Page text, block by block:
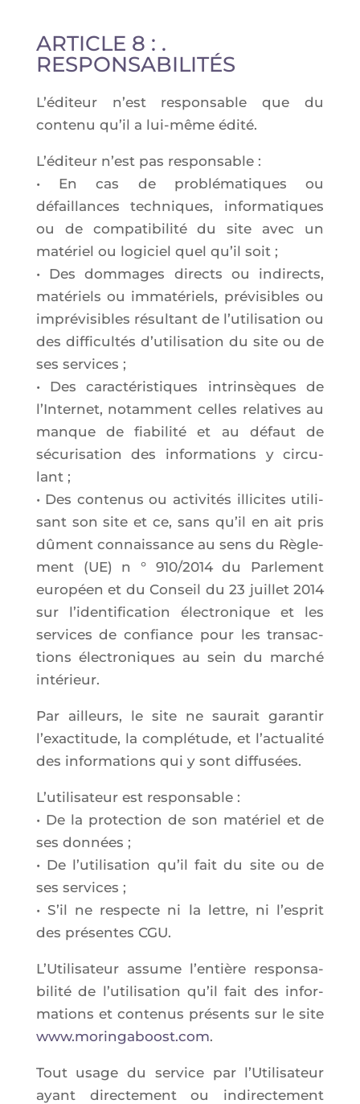
ARTICLE 8 : .
RESPONSABILITÉS
L’é­di­teur n’est res­pon­sable que du
conte­nu qu’il a lui-même édité.
L’é­di­teur n’est pas res­pon­sable :
• En cas de pro­blé­ma­tiques ou
défaillances tech­niques, infor­ma­tiques
ou de com­pa­ti­bi­li­té du site avec un
maté­riel ou logi­ciel quel qu’il soit ;
• Des dom­mages directs ou indi­rects,
maté­riels ou imma­té­riels, pré­vi­sibles ou
impré­vi­sibles résul­tant de l’u­ti­li­sa­tion ou
des dif­fi­cul­tés d’u­ti­li­sa­tion du site ou de
ses ser­vices ;
• Des carac­té­ris­tiques intrin­sèques de
l’In­ter­net, notam­ment celles rela­tives au
manque de fia­bi­li­té et au défaut de
sécu­ri­sa­tion des infor­ma­tions y cir­cu­
lant ;
• Des conte­nus ou acti­vi­tés illi­cites uti­li­
sant son site et ce, sans qu’il en ait pris
dûment connais­sance au sens du Règle­
ment (UE) n ° 910/2014 du Par­le­ment
euro­péen et du Conseil du 23 juillet 2014
sur l’identification élec­tro­nique et les
ser­vices de confiance pour les tran­sac­
tions élec­tro­niques au sein du mar­ché
intérieur.
Par ailleurs, le site ne sau­rait garan­tir
l’exac­ti­tude, la com­plé­tude, et l’ac­tua­li­té
des infor­ma­tions qui y sont diffusées.
L’u­ti­li­sa­teur est res­pon­sable :
• De la pro­tec­tion de son maté­riel et de
ses don­nées ;
• De l’u­ti­li­sa­tion qu’il fait du site ou de
ses ser­vices ;
• S’il ne res­pecte ni la lettre, ni l’es­prit
des pré­sentes CGU.
L’Utilisateur assume l’entière res­pon­sa­
bi­li­té de l’utilisation qu’il fait des infor­
ma­tions et conte­nus pré­sents sur le site
www.moringaboost.com.
Tout usage du ser­vice par l’U­ti­li­sa­teur
ayant direc­te­ment ou indi­rec­te­ment